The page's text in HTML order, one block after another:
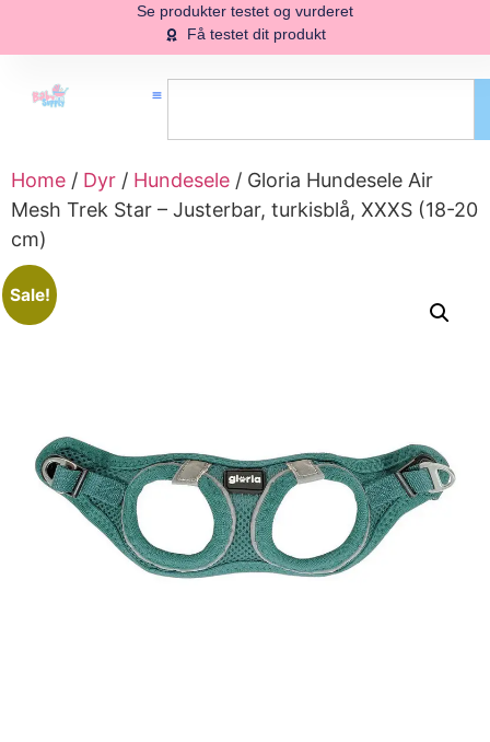
Se produkter testet og vurderet
Få testet dit produkt
Home / Dyr / Hundesele / Gloria Hundesele Air
Mesh Trek Star – Justerbar, turkisblå, XXXS (18-20
cm)
Sale!